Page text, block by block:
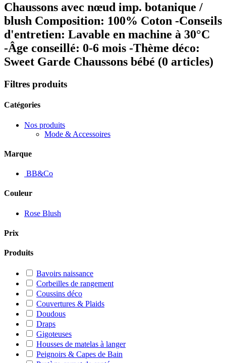
Chaussons avec nœud imp. botanique /
blush Composition: 100% Coton -Conseils
d'entretien: Lavable en machine à 30°C
-Âge conseillé: 0-6 mois -Thème déco:
Sweet Garde Chaussons bébé (0 articles)
Filtres produits
Catégories
Nos produits
Mode & Accessoires
Marque
BB&Co
Couleur
Rose Blush
Prix
Produits
Bavoirs naissance
Corbeilles de rangement
Coussins déco
Couvertures & Plaids
Doudous
Draps
Gigoteuses
Housses de matelas à langer
Peignoirs & Capes de Bain